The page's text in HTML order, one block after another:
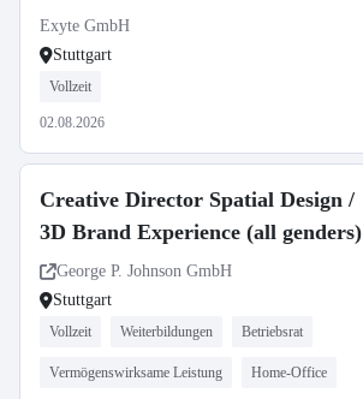
Exyte GmbH
Stuttgart
Vollzeit
02.08.2026
Creative Director Spatial Design /
3D Brand Experience (all genders)
George P. Johnson GmbH
Stuttgart
Vollzeit Weiterbildungen Betriebsrat
Vermögenswirksame Leistung Home-Office